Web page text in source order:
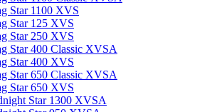
Star 1100 XVS
Star 125 XVS
Star 250 XVS
Star 400 Classic XVSA
Star 400 XVS
Star 650 Classic XVSA
Star 650 XVS
Star 1300 XVSA